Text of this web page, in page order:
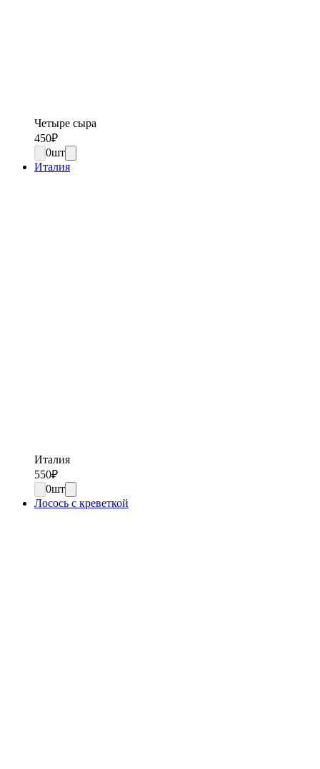
Четыре сыра
450₽
0шт
Италия
Италия
550₽
0шт
Лосось с креветкой